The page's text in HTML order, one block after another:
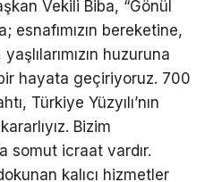
Vekili Biba, “Gönül
esnafımızın bereketine,
huzuruna
hayata geçiriyoruz. 700
Türkiye Yüzyılı’nın
Bizim
somut icraat vardır.
kalıcı hizmetler